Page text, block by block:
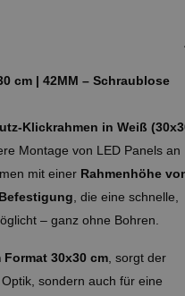
cm | 42MM – Schraublose
Klickrahmen in Weiß
Montage von LED Panels an
mit einer Rahmenhöhe
, die eine schnelle,
– ganz ohne Bohren.
Format 30x30 cm, sorgt der
sondern auch für eine